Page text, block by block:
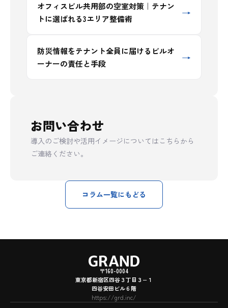
オフィスビル共用部の空室対策｜テナン
トに選ばれる3エリア整備術
→
防災情報をテナント全員に届けるビルオ
ーナーの責任と手段
→
お問い合わせ
導入のご検討や活用イメージについてはこちらから
ご連絡ください。
コラム一覧にもどる
〒160-0004
東京都新宿区四谷３丁目３−１
四谷安田ビル６階
https://grd.inc/